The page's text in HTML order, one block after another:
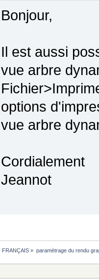
Bonjour,
Il est aussi
vue arbre
options
vue arbre
Cordialement
Jeannot
FRANÇAIS » paramètrage du rendu